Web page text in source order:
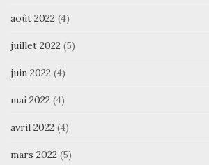
août 2022 (4)
juillet 2022 (5)
juin 2022 (4)
mai 2022 (4)
avril 2022 (4)
mars 2022 (5)